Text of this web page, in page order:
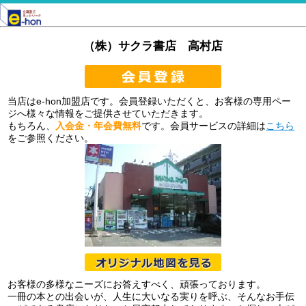
（株）サクラ書店 高村店
当店はe-hon加盟店です。会員登録いただくと、お客様の専用ペー
ジへ様々な情報をご提供させていただきます。
もちろん、
入会金・年会費無料です。会員サービスの詳細はこちら
をご参照ください。
お客様の多様なニーズにお答えすべく、頑張っております。
一冊の本との出会いが、人生に大いなる実りを呼ぶ、そんなお手伝